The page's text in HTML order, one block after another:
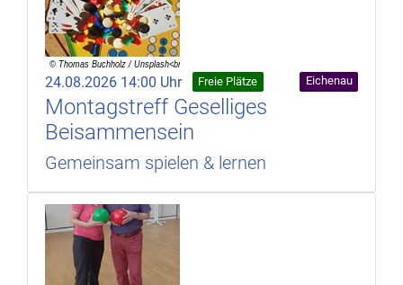
24.08.2026 14:00 Uhr Freie Plätze Eichenau
Montagstreff Geselliges
Beisammensein
Gemeinsam spielen & lernen